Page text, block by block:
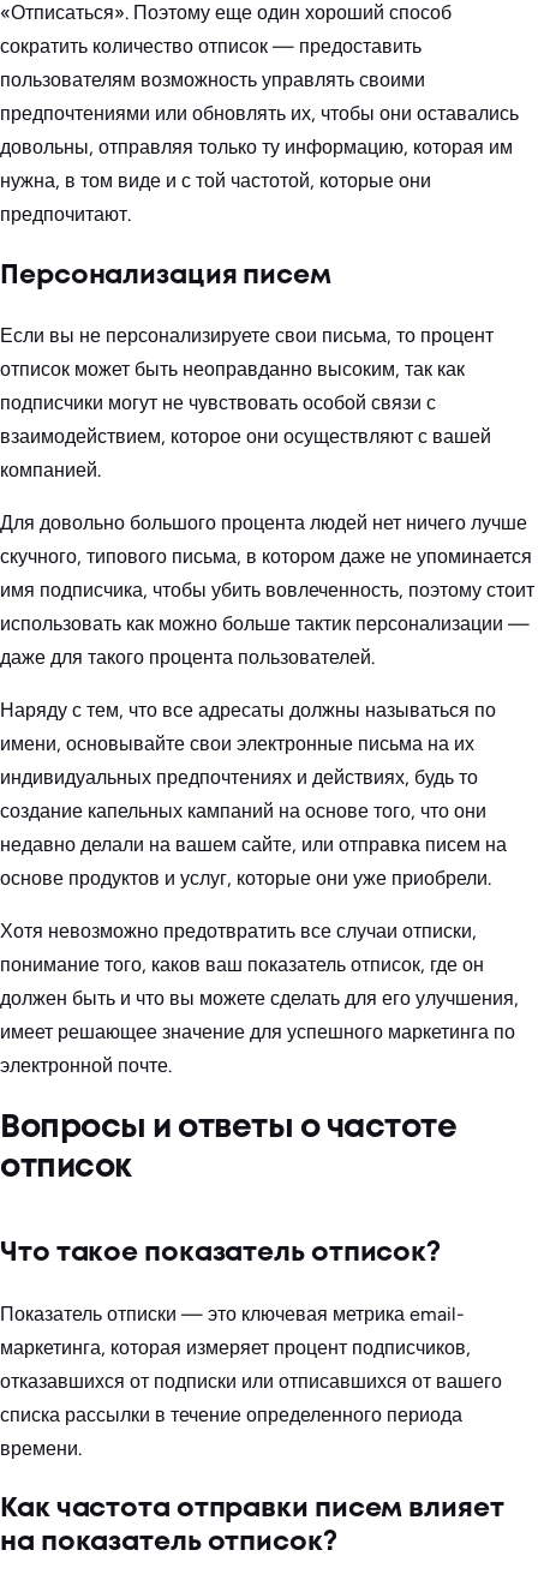
«Отписаться». Поэтому еще один хороший способ
сократить количество отписок — предоставить
пользователям возможность управлять своими
предпочтениями или обновлять их, чтобы они оставались
довольны, отправляя только ту информацию, которая им
нужна, в том виде и с той частотой, которые они
предпочитают.
Персонализация писем
Если вы не персонализируете свои письма, то процент
отписок может быть неоправданно высоким, так как
подписчики могут не чувствовать особой связи с
взаимодействием, которое они осуществляют с вашей
компанией.
Для довольно большого процента людей нет ничего лучше
скучного, типового письма, в котором даже не упоминается
имя подписчика, чтобы убить вовлеченность, поэтому стоит
использовать как можно больше тактик персонализации —
даже для такого процента пользователей.
Наряду с тем, что все адресаты должны называться по
имени, основывайте свои электронные письма на их
индивидуальных предпочтениях и действиях, будь то
создание капельных кампаний на основе того, что они
недавно делали на вашем сайте, или отправка писем на
основе продуктов и услуг, которые они уже приобрели.
Хотя невозможно предотвратить все случаи отписки,
понимание того, каков ваш показатель отписок, где он
должен быть и что вы можете сделать для его улучшения,
имеет решающее значение для успешного маркетинга по
электронной почте.
Вопросы и ответы о частоте
отписок
Что такое показатель отписок?
Показатель отписки — это ключевая метрика email-
маркетинга, которая измеряет процент подписчиков,
отказавшихся от подписки или отписавшихся от вашего
списка рассылки в течение определенного периода
времени.
Как частота отправки писем влияет
на показатель отписок?